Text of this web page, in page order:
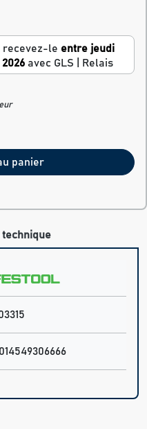
recevez-le entre jeudi
avec GLS | Relais
panier
technique